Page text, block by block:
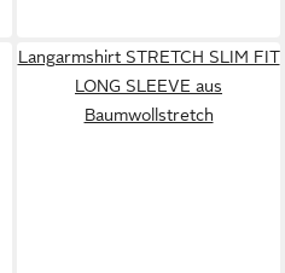
Langarmshirt STRETCH SLIM FIT
LONG SLEEVE aus
Baumwollstretch